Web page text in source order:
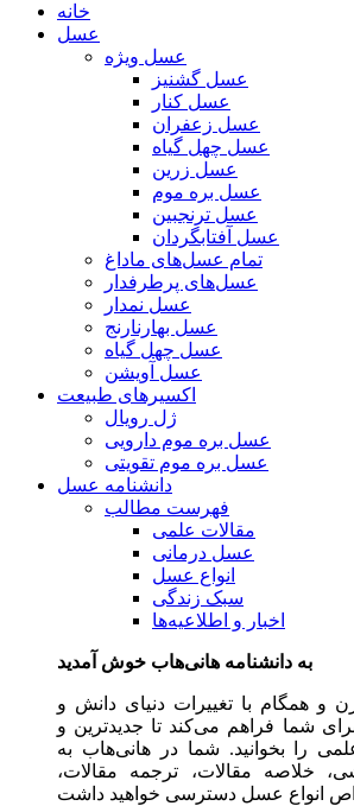
خانه
عسل
عسل ویژه
عسل گشنیز
عسل کنار
عسل زعفران
عسل چهل گیاه
عسل زرین
عسل بره موم
عسل ترنجبین
عسل آفتابگردان
تمام عسل‌های ماداغ
عسل‌های پرطرفدار
عسل نمدار
عسل بهارنارنج
عسل چهل گیاه
عسل آویشن
اکسیرهای طبیعت
ژل رویال
عسل بره موم دارویی
عسل بره موم تقویتی
دانشنامه عسل
فهرست مطالب
مقالات علمی
عسل درمانی
انواع عسل
سبک زندگی
اخبار و اطلاعیه‌ها
به دانشنامه هانی‌هاب خوش آمدید
و همگام با تغییرات دنیای دانش و
شما فراهم می‌کند تا جدیدترین و
را بخوانید. شما در هانی‌هاب به
خلاصه مقالات، ترجمه مقالات،